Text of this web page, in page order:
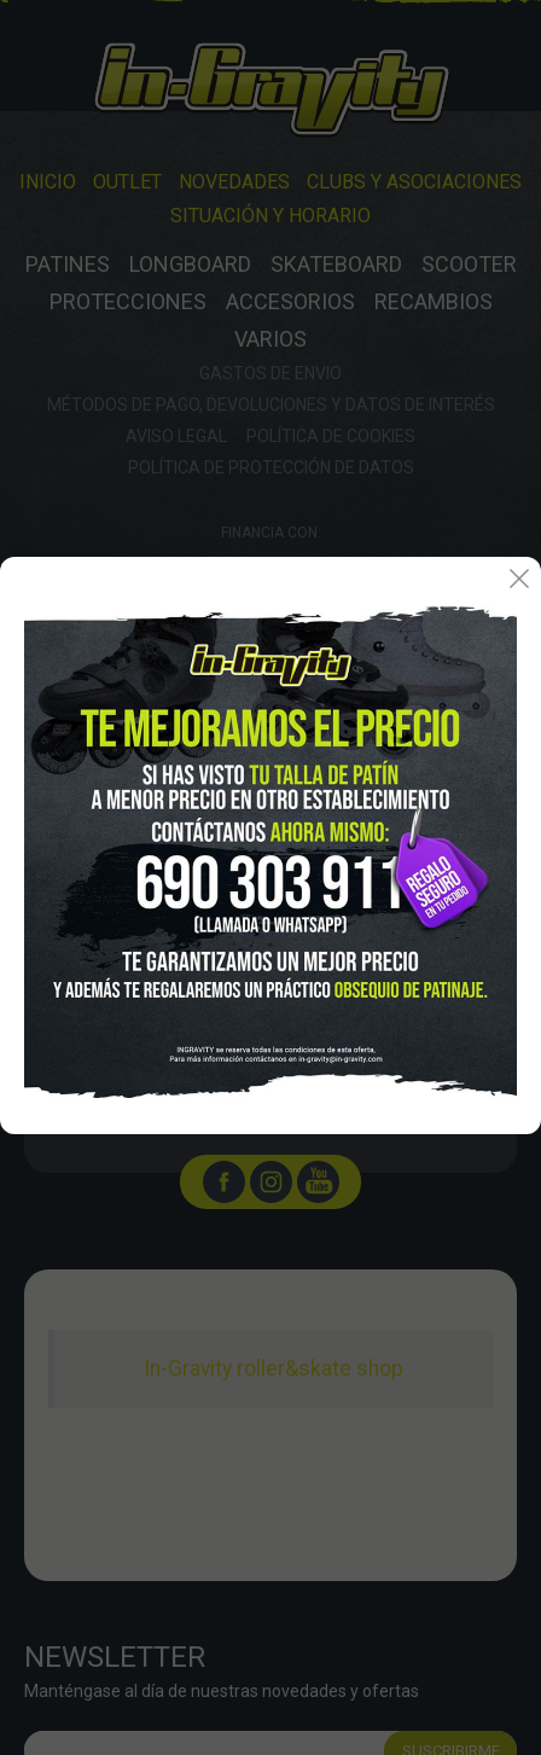
INICIO OUTLET NOVEDADES
CLUBS Y ASOCIACIONES
SITUACIÓN Y HORARIO
PATINES LONGBOARD SKATEBOARD
SCOOTER
PROTECCIONES
ACCESORIOS
RECAMBIOS
VARIOS
GASTOS DE ENVIO
MÉTODOS DE PAGO, DEVOLUCIONES Y DATOS DE INTERÉS
AVISO LEGAL
POLÍTICA DE COOKIES
POLÍTICA DE PROTECCIÓN DE DATOS
FINANCIA CON:
In-Gravity roller&skate shop
IN-GRAVITY MADRID RETIRO
Pza. Mariano de Cavia, 2
915 524 553
in-gravity@in-gravity.com
Lunes a Viernes de 12:00 - 20:30
Sabado De 10:00 - 20:30
NEWSLETTER
Manténgase al día de nuestras novedades y ofertas